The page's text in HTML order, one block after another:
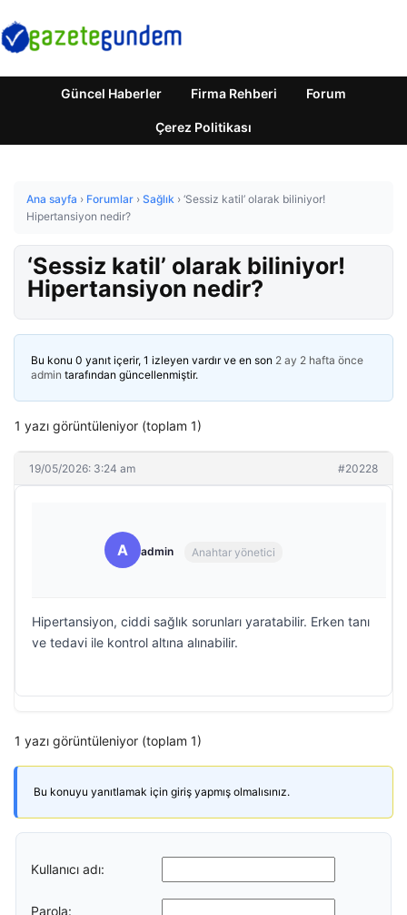
Güncel Haberler Firma Rehberi Forum
Çerez Politikası
Ana sayfa › Forumlar › Sağlık › ‘Sessiz katil’ olarak biliniyor!
Hipertansiyon nedir?
‘Sessiz katil’ olarak biliniyor!
Hipertansiyon nedir?
Bu konu 0 yanıt içerir, 1 izleyen vardır ve en son 2 ay 2 hafta önce
admin tarafından güncellenmiştir.
1 yazı görüntüleniyor (toplam 1)
19/05/2026: 3:24 am #20228
A admin Anahtar yönetici
Hipertansiyon, ciddi sağlık sorunları yaratabilir. Erken tanı
ve tedavi ile kontrol altına alınabilir.
1 yazı görüntüleniyor (toplam 1)
Bu konuyu yanıtlamak için giriş yapmış olmalısınız.
Kullanıcı adı:
Parola: